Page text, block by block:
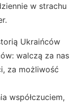
w strachu
Ukraińców
walczą za nas
za możliwość
współczuciem,